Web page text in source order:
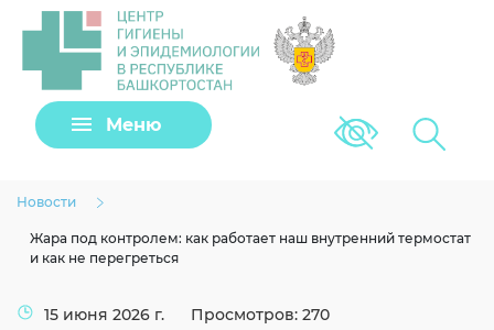
Меню Версия для
Новости
Жара под контролем: как работает наш внутренний термостат
и как не перегреться
15 июня 2026 г. Просмотров: 270
Задать вопрос
Клещи